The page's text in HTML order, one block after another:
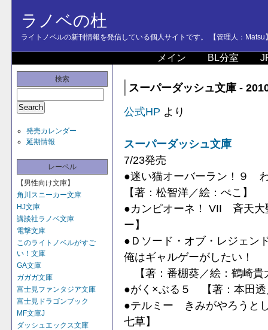
ラノベの杜
ライトノベルの新刊情報を発信している個人サイトです。 【管理人：Matsu
メイン BL分室
検索
発売カレンダー
延期情報
レーベル
【男性向け文庫】
角川スニーカー文庫
HJ文庫
講談社ラノベ文庫
電撃文庫
このライトノベルがすご
い！文庫
GA文庫
ガガガ文庫
富士見ファンタジア文庫
富士見ドラゴンブック
MF文庫J
ダッシュエックス文庫
スーパーダッシュ文庫 -
公式HP より
スーパーダッシュ文庫
7/23発売
●迷い猫オーバーラン！９
【著：松智洋／絵：ぺこ】
●カンピオーネ！ VII 斉天
ー】
●Ｄソード・オブ・レジェ
俺はギャルゲーがしたい！
【著：番棚葵／絵：鶴崎貴
●がく×ぶる５ 【著：本田透
●テルミー きみがやろうと
七草】